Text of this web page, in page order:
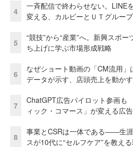
4
一斉配信で終わらせない。LINE
変える、カルビーとＵＴグルー
5
“競技”から“産業”へ。新興スポ
ち上げに学ぶ市場形成戦略
6
なぜショート動画の「CM流用
データが示す、店頭売上を動か
7
ChatGPT広告パイロット参画
ィック・コマース」が変える広
8
事業とCSRは一体である――生
スが10代に“セルフケア”を教え